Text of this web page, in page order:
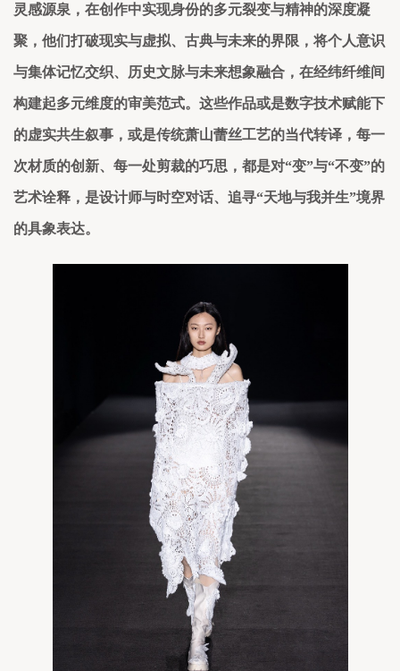
灵感源泉，在创作中实现身份的多元裂变与精神的深度凝
聚 ， 他们打破现实与虚拟、古典与未来的界限，将个人意识
与集体记忆交织、 历史文脉与未来想象融合，在经纬纤维间
构建起多元维度的审美范式。这些作品或是数字技术赋能下
的虚实共生叙事，或是传统萧山蕾丝工艺的当代转译，每一
次材质的创新、每一处剪裁的巧思，都是对“变”与“不变”的
艺术诠释，是设计师与时空对话、追寻“天地与我并生”境界
的具象表达。